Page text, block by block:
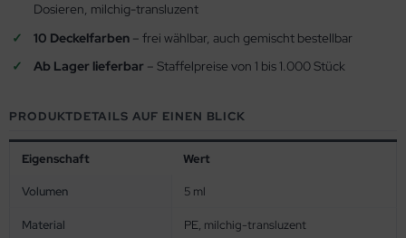
Dosieren, milchig-transluzent
10 Deckelfarben– frei wählbar, auch gemischt bestellbar
Ab Lager lieferbar– Staffelpreise von 1 bis 1.000 Stück
PRODUKTDETAILS AUF EINEN BLICK
Eigenschaft
Wert
Volumen
5 ml
Material PE, milchig-transluzent